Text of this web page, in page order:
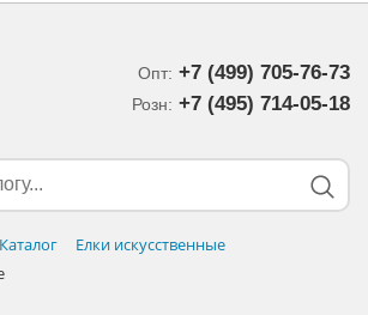
Опт: +7 (499) 705-76-73
Розн: +7 (495) 714-05-18‬
Каталог
Елки искусственные